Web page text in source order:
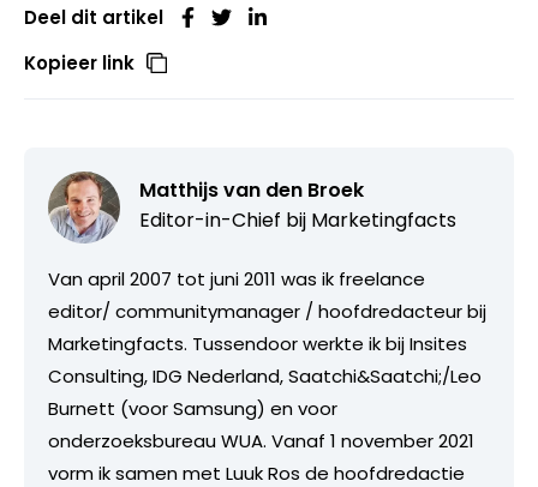
Deel dit artikel
Kopieer link
Matthijs van den Broek
Editor-in-Chief bij Marketingfacts
Van april 2007 tot juni 2011 was ik freelance
editor/ communitymanager / hoofdredacteur bij
Marketingfacts. Tussendoor werkte ik bij Insites
Consulting, IDG Nederland, Saatchi&Saatchi;/Leo
Burnett (voor Samsung) en voor
onderzoeksbureau WUA. Vanaf 1 november 2021
vorm ik samen met Luuk Ros de hoofdredactie